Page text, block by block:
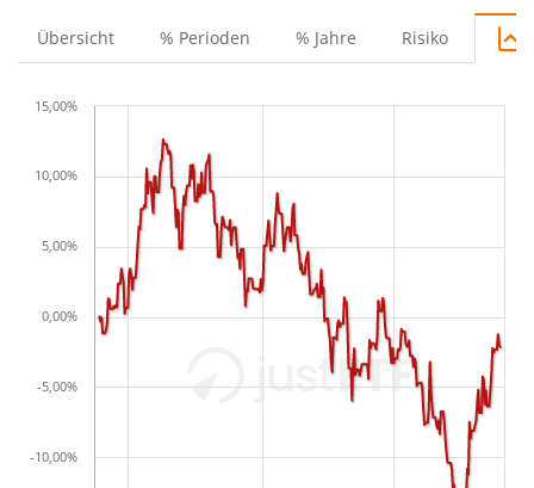
Übersicht % Perioden % Jahre Risiko
-10,00%
-5,00%
0,00%
5,00%
10,00%
15,00%